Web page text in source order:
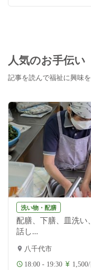
人気のお手伝い
記事を読んで福祉に興味
洗い物・配膳
配膳、下膳、皿洗い
話し...
八千代市
18:00 - 19:30 1,500/